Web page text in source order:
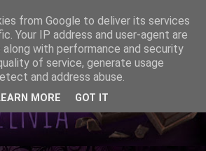
from Google to deliver its services
Your IP address and user-agent are
along with performance and security
of service, generate usage
and address abuse.
MORE GOT IT